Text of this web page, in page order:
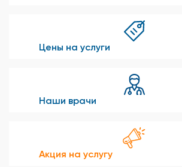
Цены на услуги
Наши врачи
Акция на услугу